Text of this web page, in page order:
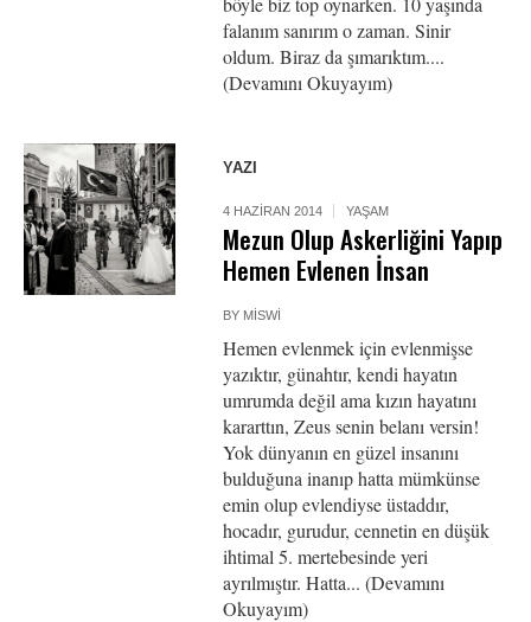
falanım sanırım o zaman. Sinir
oldum. Biraz da şımarıktım....
(Devamını Okuyayım)
YAZI
4 HAZIRAN 2014 YAŞAM
Mezun Olup Askerliğini Yapıp
Hemen Evlenen İnsan
BY MISWI
Hemen evlenmek için evlenmişse
yazıktır, günahtır, kendi hayatın
umrumda değil ama kızın hayatını
kararttın, Zeus senin belanı versin!
Yok dünyanın en güzel insanını
bulduğuna inanıp hatta mümkünse
emin olup evlendiyse üstaddır,
hocadır, gurudur, cennetin en düşük
ihtimal 5. mertebesinde yeri
ayrılmıştır. Hatta... (Devamını
Okuyayım)